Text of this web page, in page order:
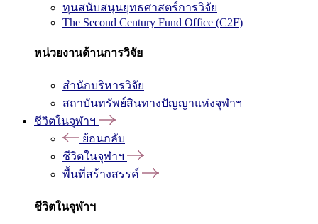
ทุนสนับสนุนยุทธศาสตร์การวิจัย
The Second Century Fund Office (C2F)
หน่วยงานด้านการวิจัย
สำนักบริหารวิจัย
สถาบันทรัพย์สินทางปัญญาแห่งจุฬาฯ
ชีวิตในจุฬาฯ
ย้อนกลับ
ชีวิตในจุฬาฯ
พื้นที่สร้างสรรค์
ชีวิตในจุฬาฯ